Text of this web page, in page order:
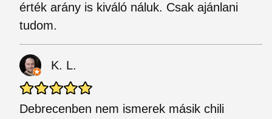
érték arány is kiváló náluk. Csak ajánlani
tudom.
K. L.
Debrecenben nem ismerek másik chili